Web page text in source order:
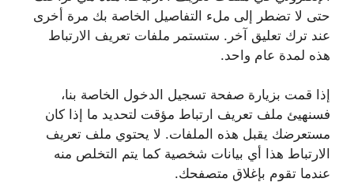
حتى لا تضطر إلى ملء التفاصيل الخاصة بك مرة أخرى
عند ترك تعليق آخر. ستستمر ملفات تعريف الارتباط
هذه لمدة عام واحد.
إذا قمت بزيارة صفحة تسجيل الدخول الخاصة بنا،
فسنهيئ ملف تعريف ارتباط مؤقت لتحديد ما إذا كان
مستعرضك يقبل هذه الملفات. لا يحتوي ملف تعريف
الارتباط هذا أي بيانات شخصية كما يتم التخلص منه
عندما تقوم بإغلاق متصفحك.